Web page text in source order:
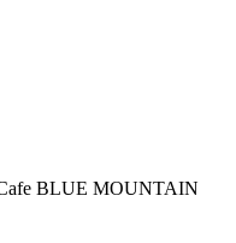
BLUE MOUNTAIN